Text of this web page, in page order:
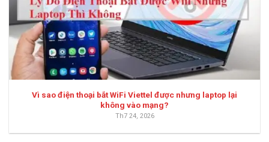
Vì sao điện thoại bắt WiFi Viettel được nhưng laptop lại
không vào mạng?
Th7 24, 2026